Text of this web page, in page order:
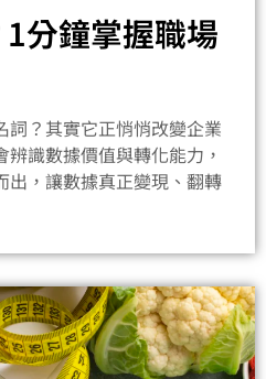
分鐘掌握職場
詞？其實它正悄悄改變企業
識數據價值與轉化能力，
出，讓數據真正變現、翻轉